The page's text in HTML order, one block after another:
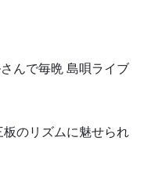
んで毎晩 島唄ライブ
のリズムに魅せられ